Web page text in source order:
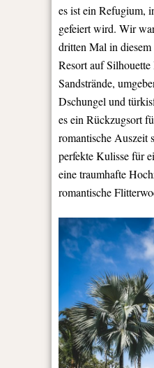
es ist ein Refugium,
gefeiert wird. Wir
dritten Mal in
Resort auf
Sandstrände,
Dschungel und
es ein Rückzugsort
romantische Auszeit
perfekte Kulisse für
eine traumhafte
romantische